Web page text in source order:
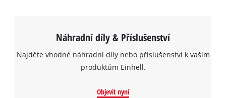
Náhradní díly & Příslušenství
Najděte vhodné náhradní díly nebo příslušenství k vašim
produktům Einhell.
Objevit nyní